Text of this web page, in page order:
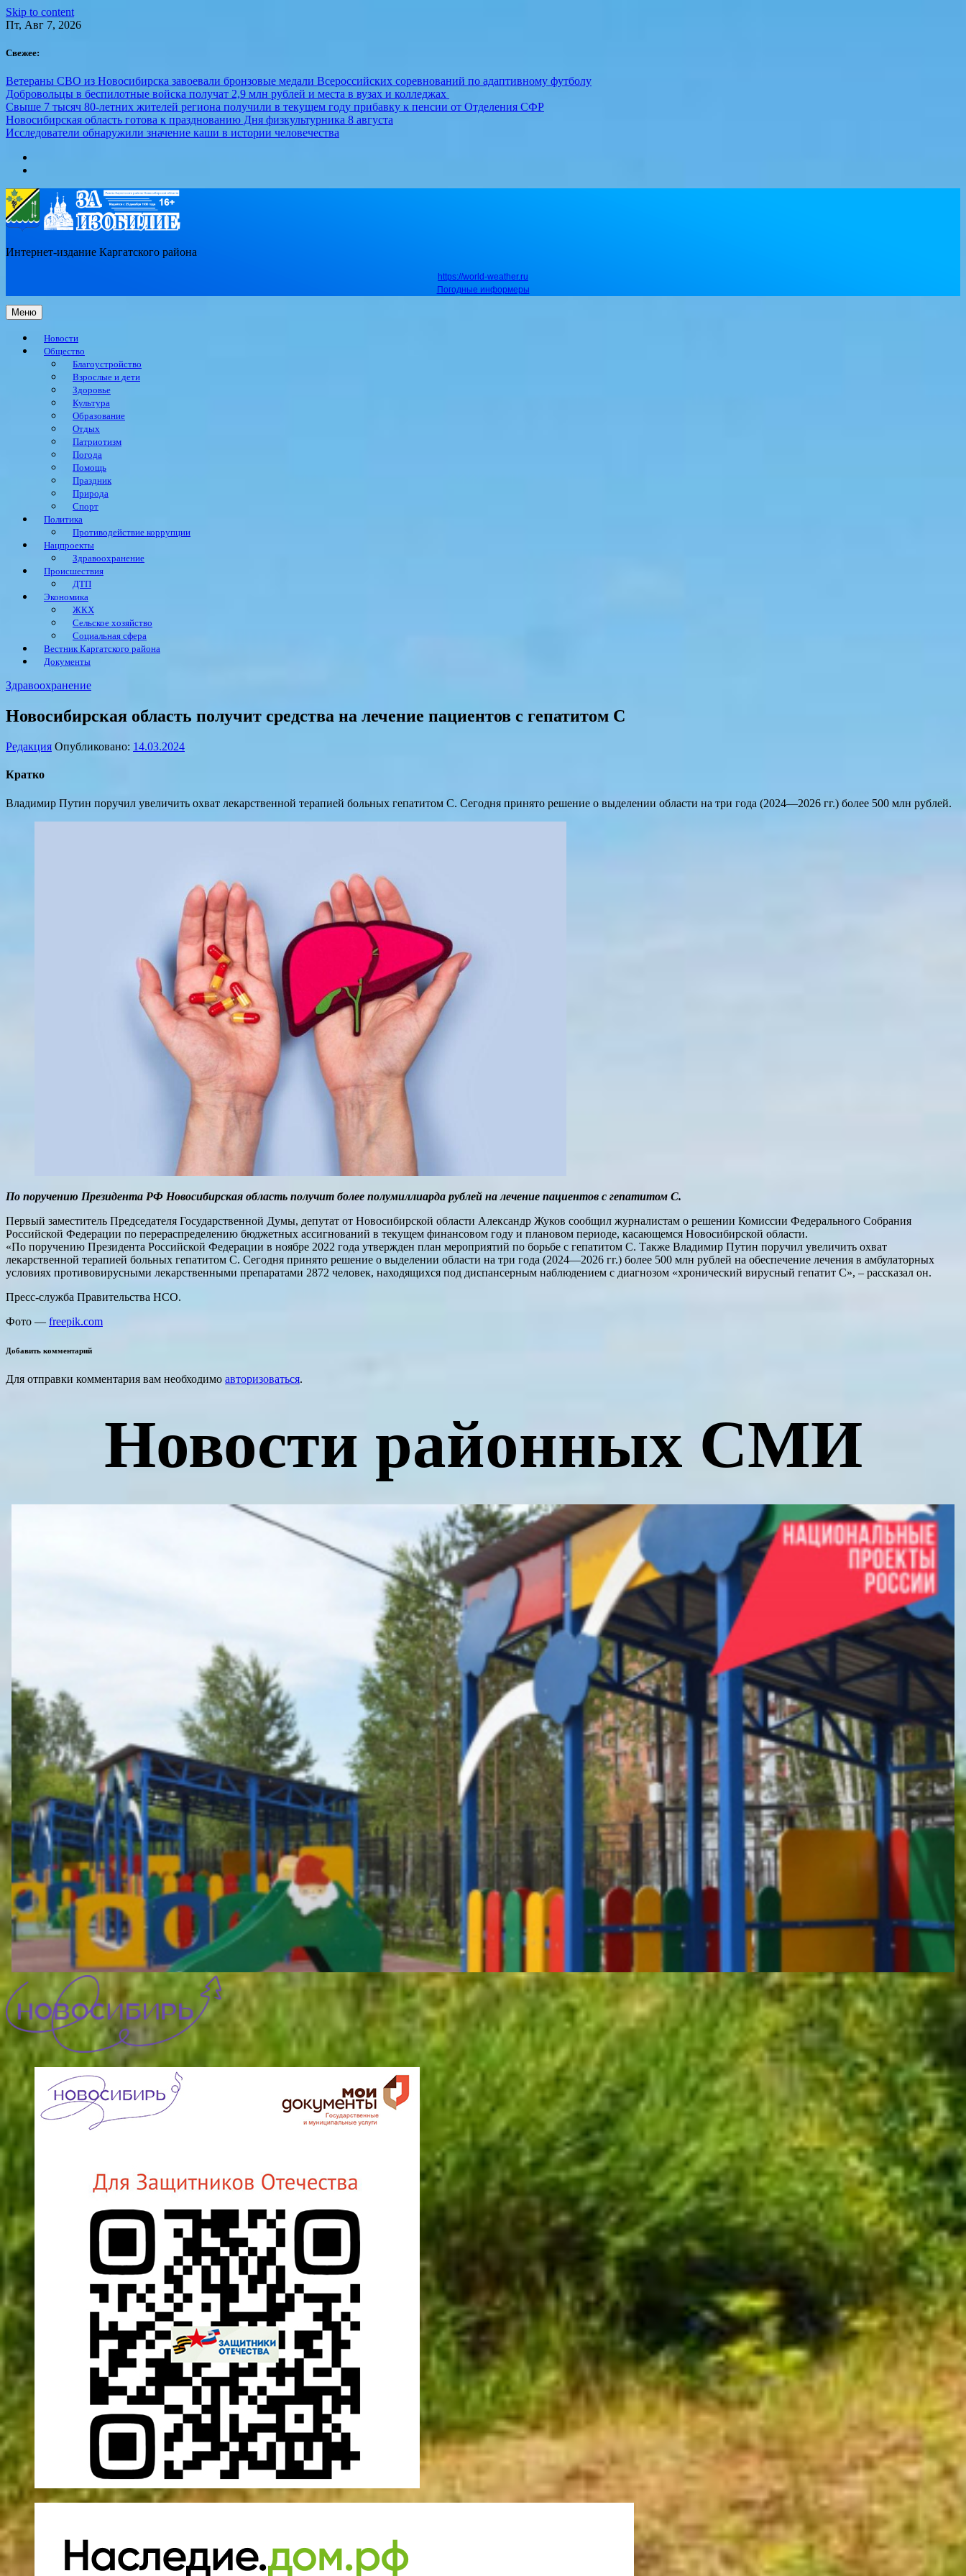
Skip to content
Пт, Авг 7, 2026
Свежее:
Ветераны СВО из Новосибирска завоевали бронзовые медали Всероссийских соревнований по адаптивному футболу
Добровольцы в беспилотные войска получат 2,9 млн рублей и места в вузах и колледжах
Свыше 7 тысяч 80-летних жителей региона получили в текущем году прибавку к пенсии от Отделения СФР
Новосибирская область готова к празднованию Дня физкультурника 8 августа
Исследователи обнаружили значение каши в истории человечества
Интернет-издание Каргатского района
https://world-weather.ru
Погодные информеры
Меню
Новости
Общество
Благоустройство
Взрослые и дети
Здоровье
Культура
Образование
Отдых
Патриотизм
Погода
Помощь
Праздник
Природа
Спорт
Политика
Противодействие коррупции
Нацпроекты
Здравоохранение
Происшествия
ДТП
Экономика
ЖКХ
Сельское хозяйство
Социальная сфера
Вестник Каргатского района
Документы
Здравоохранение
Новосибирская область получит средства на лечение пациентов с гепатитом С
Редакция Опубликовано: 14.03.2024
Кратко
Владимир Путин поручил увеличить охват лекарственной терапией больных гепатитом С. Сегодня принято решение о выделении области на три года (2024—2026 гг.) более 500 млн рублей.
По поручению Президента РФ Новосибирская область получит более полумиллиарда рублей на лечение пациентов с гепатитом С.
Первый заместитель Председателя Государственной Думы, депутат от Новосибирской области Александр Жуков сообщил журналистам о решении Комиссии Федерального Собрания
Российской Федерации по перераспределению бюджетных ассигнований в текущем финансовом году и плановом периоде, касающемся Новосибирской области.
«По поручению Президента Российской Федерации в ноябре 2022 года утвержден план мероприятий по борьбе с гепатитом С. Также Владимир Путин поручил увеличить охват
лекарственной терапией больных гепатитом С. Сегодня принято решение о выделении области на три года (2024—2026 гг.) более 500 млн рублей на обеспечение лечения в амбулаторных
условиях противовирусными лекарственными препаратами 2872 человек, находящихся под диспансерным наблюдением с диагнозом «хронический вирусный гепатит С», – рассказал он.
Пресс-служба Правительства НСО.
Фото — freepik.com
Добавить комментарий
Для отправки комментария вам необходимо авторизоваться.